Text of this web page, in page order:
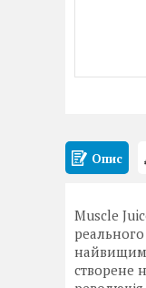
Опис
Muscle
найвищим
створене